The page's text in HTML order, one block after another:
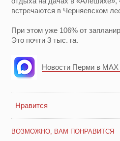
встречаются в Черняевском
При этом уже 106% от
Это почти 3 тыс. га.
Новости Перми в
Нравится
ВОЗМОЖНО, ВАМ ПОНРАВИТСЯ